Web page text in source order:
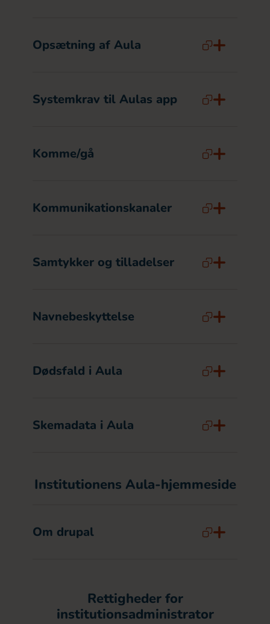
Opsætning af Aula
Systemkrav til Aulas app
Komme/gå
Kommunikationskanaler
Samtykker og tilladelser
Navnebeskyttelse
Dødsfald i Aula
Skemadata i Aula
Institutionens Aula-hjemmeside
Om drupal
Rettigheder for
institutionsadministrator